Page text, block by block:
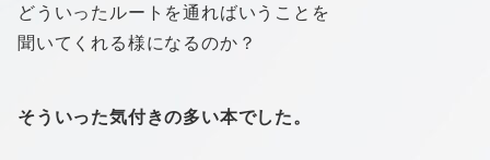
どういったルートを通ればいうことを
聞いてくれる様になるのか？
そういった気付きの多い本でした。